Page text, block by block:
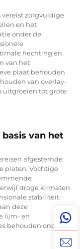
vereist zorgvuldige
en het
onder de
hechting en
van het
plaat behouden
van overlay-
uitgroeien tot grote
van het
afgestemde
platen. Vochtige
droge klimaten
stabiliteit.
deze
lijm- en
behouden onder